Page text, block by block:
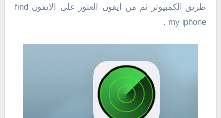
طريق الكمبيوتر ثم من ايقون العثور على الايفون find
my iphone .